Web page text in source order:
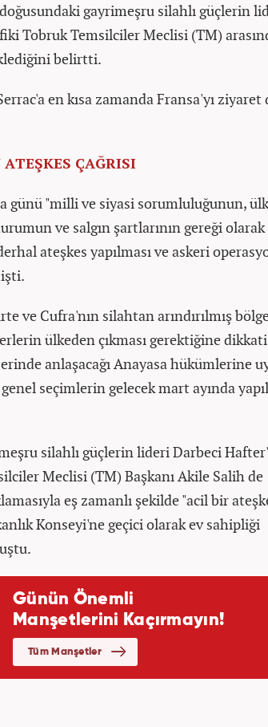
gayrimeşru silahlı güçlerin
Tobruk Temsilciler Meclisi (TM)
belirtti.
en kısa zamanda Fransa'yı
ÇAĞRISI
günü "milli ve siyasi sorumluluğunun,
ve salgın şartlarının gereği olarak
ateşkes yapılması ve askeri
ve Cufra'nın silahtan arındırılmış
ülkeden çıkması gerektiğine dikkati
anlaşacağı Anayasa hükümlerine
seçimlerin gelecek mart ayında
silahlı güçlerin lideri Darbeci
Meclisi (TM) Başkanı Akile Salih de
eş zamanlı şekilde "acil bir
Konseyi'ne geçici olarak ev sahipliği